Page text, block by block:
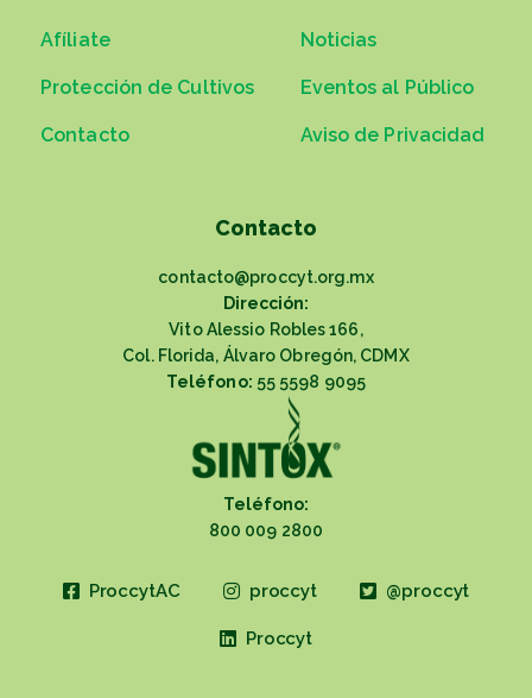
Afíliate
Protección de Cultivos
Contacto
Noticias
Eventos al Público
Aviso de Privacidad
Contacto
contacto@proccyt.org.mx
Dirección:
Vito Alessio Robles 166,
Col. Florida, Álvaro Obregón, CDMX
Teléfono: 55 5598 9095
Teléfono:
800 009 2800
ProccytAC proccyt @proccyt
Proccyt